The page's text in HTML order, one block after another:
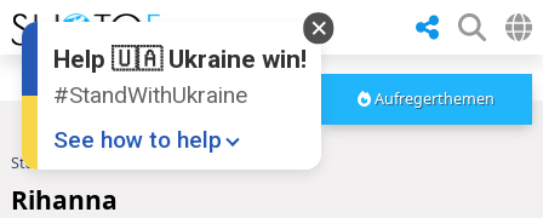
Aufregerthemen
Startseite
Rihanna
Help 🇺🇦 Ukraine win!
#StandWithUkraine
See how to help